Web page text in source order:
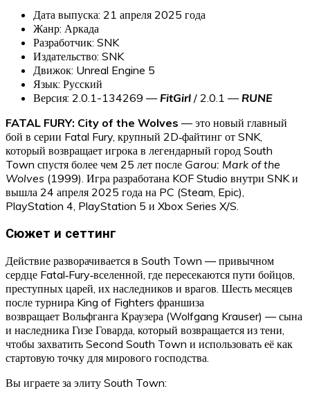
Дата выпуска: 21 апреля 2025 года
Жанр: Аркада
Разработчик: SNK
Издательство: SNK
Движок: Unreal Engine 5
Язык: Русский
Версия: 2.0.1-134269 — FitGirl / 2.0.1 — RUNE
FATAL FURY: City of the Wolves — это новый главный
бой в серии Fatal Fury, крупный 2D‑файтинг от SNK,
который возвращает игрока в легендарный город South
Town спустя более чем 25 лет после Garou: Mark of the
Wolves (1999). Игра разработана KOF Studio внутри SNK и
вышла 24 апреля 2025 года на PC (Steam, Epic),
PlayStation 4, PlayStation 5 и Xbox Series X/S.
Сюжет и сеттинг
Действие разворачивается в South Town — привычном
сердце Fatal‑Fury‑вселенной, где пересекаются пути бойцов,
преступных царей, их наследников и врагов. Шесть месяцев
после турнира King of Fighters франшиза
возвращает Вольфганга Краузера (Wolfgang Krauser) — сына
и наследника Гизе Говарда, который возвращается из тени,
чтобы захватить Second South Town и использовать её как
стартовую точку для мирового господства.
Вы играете за элиту South Town: